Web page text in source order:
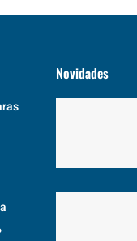
Novidades